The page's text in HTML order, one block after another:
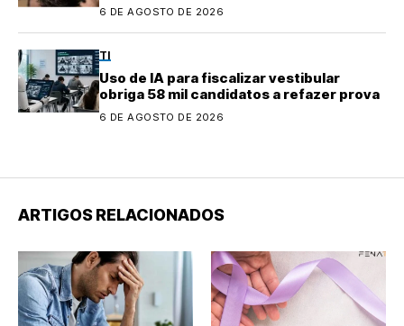
6 DE AGOSTO DE 2026
TI
Uso de IA para fiscalizar vestibular
obriga 58 mil candidatos a refazer prova
6 DE AGOSTO DE 2026
ARTIGOS RELACIONADOS